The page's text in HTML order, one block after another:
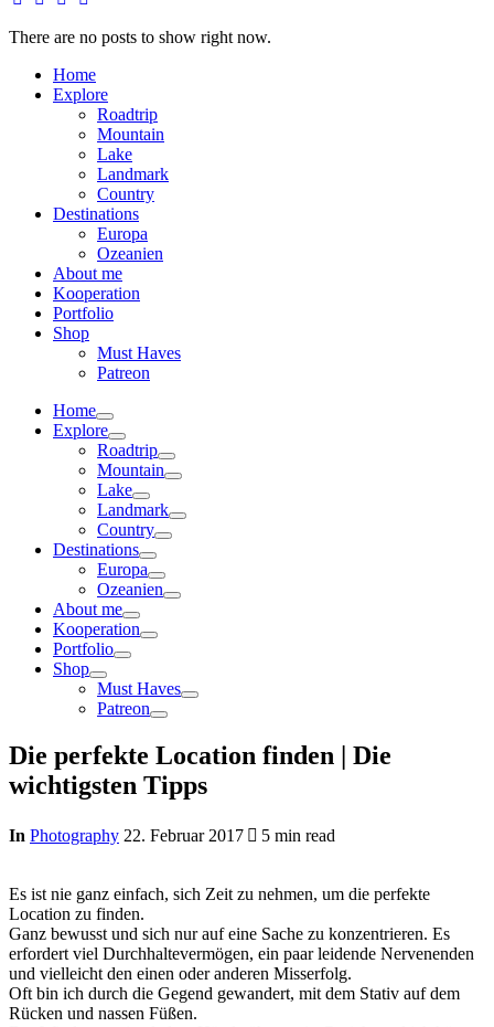
There are no posts to show right now.
Home
Explore
Roadtrip
Mountain
Lake
Landmark
Country
Destinations
Europa
Ozeanien
About me
Kooperation
Portfolio
Shop
Must Haves
Patreon
Home
Explore
Roadtrip
Mountain
Lake
Landmark
Country
Destinations
Europa
Ozeanien
About me
Kooperation
Portfolio
Shop
Must Haves
Patreon
Die perfekte Location finden | Die
wichtigsten Tipps
In Photography 22. Februar 2017 5 min read
Es ist nie ganz einfach, sich Zeit zu nehmen, um die perfekte
Location zu finden.
Ganz bewusst und sich nur auf eine Sache zu konzentrieren. Es
erfordert viel Durchhaltevermögen, ein paar leidende Nervenenden
und vielleicht den einen oder anderen Misserfolg.
Oft bin ich durch die Gegend gewandert, mit dem Stativ auf dem
Rücken und nassen Füßen.